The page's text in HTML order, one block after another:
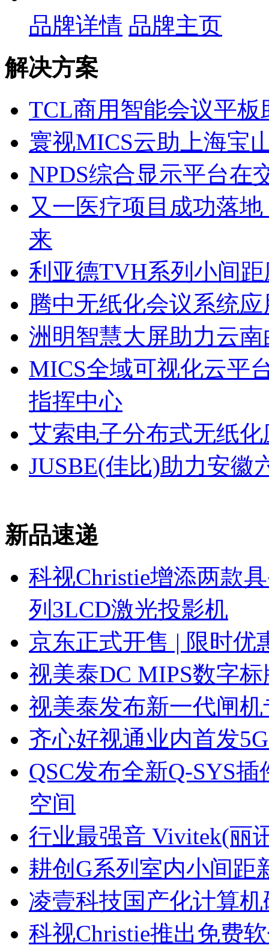
品牌详情 品牌主页
解决方案
TCL商用智能会议平
寰视MICS云助上海宝
NPDS综合显示平台在
又一医疗项目成功落
来
利亚德TVH系列小间
腾中无纸化会议系统
洲明智慧大屏助力云
MICS全域可视化云平
指挥中心
艾索电子分布式无纸
JUSBE(佳比)助力安徽
新品速递
科视Christie增添两款
列3LCD激光投影机
京东正式开售 | 限时优
视美泰DC MIPS数字
视美泰发布新一代闸
齐心好视通业内首发
QSC发布全新Q-SYS
空间
行业最强音 Vivitek(丽
耕创G系列室内小间距
凌壹科技国产化计算
科视Christie推出免费